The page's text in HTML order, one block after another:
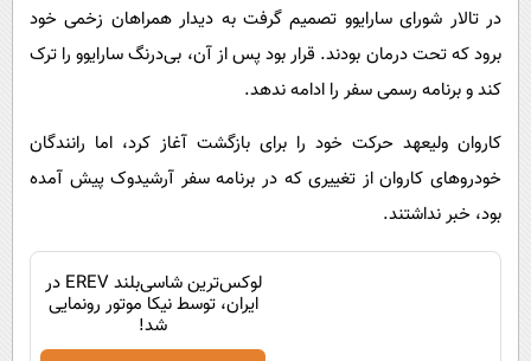
در تالار شورای سارایوو تصمیم گرفت به دیدار همراهان زخمی خود
برود که تحت درمان بودند. قرار بود پس از آن، بی‌درنگ سارایوو را ترک
کند و برنامه رسمی سفر را ادامه ندهد.
کاروان ولیعهد حرکت خود را برای بازگشت آغاز کرد، اما رانندگان
خودروهای کاروان از تغییری که در برنامه سفر آرشیدوک پیش آمده
بود، خبر نداشتند.
لوکس‌ترین شاسی‌بلند EREV در
ایران، توسط نیکا موتور رونمایی
شد!